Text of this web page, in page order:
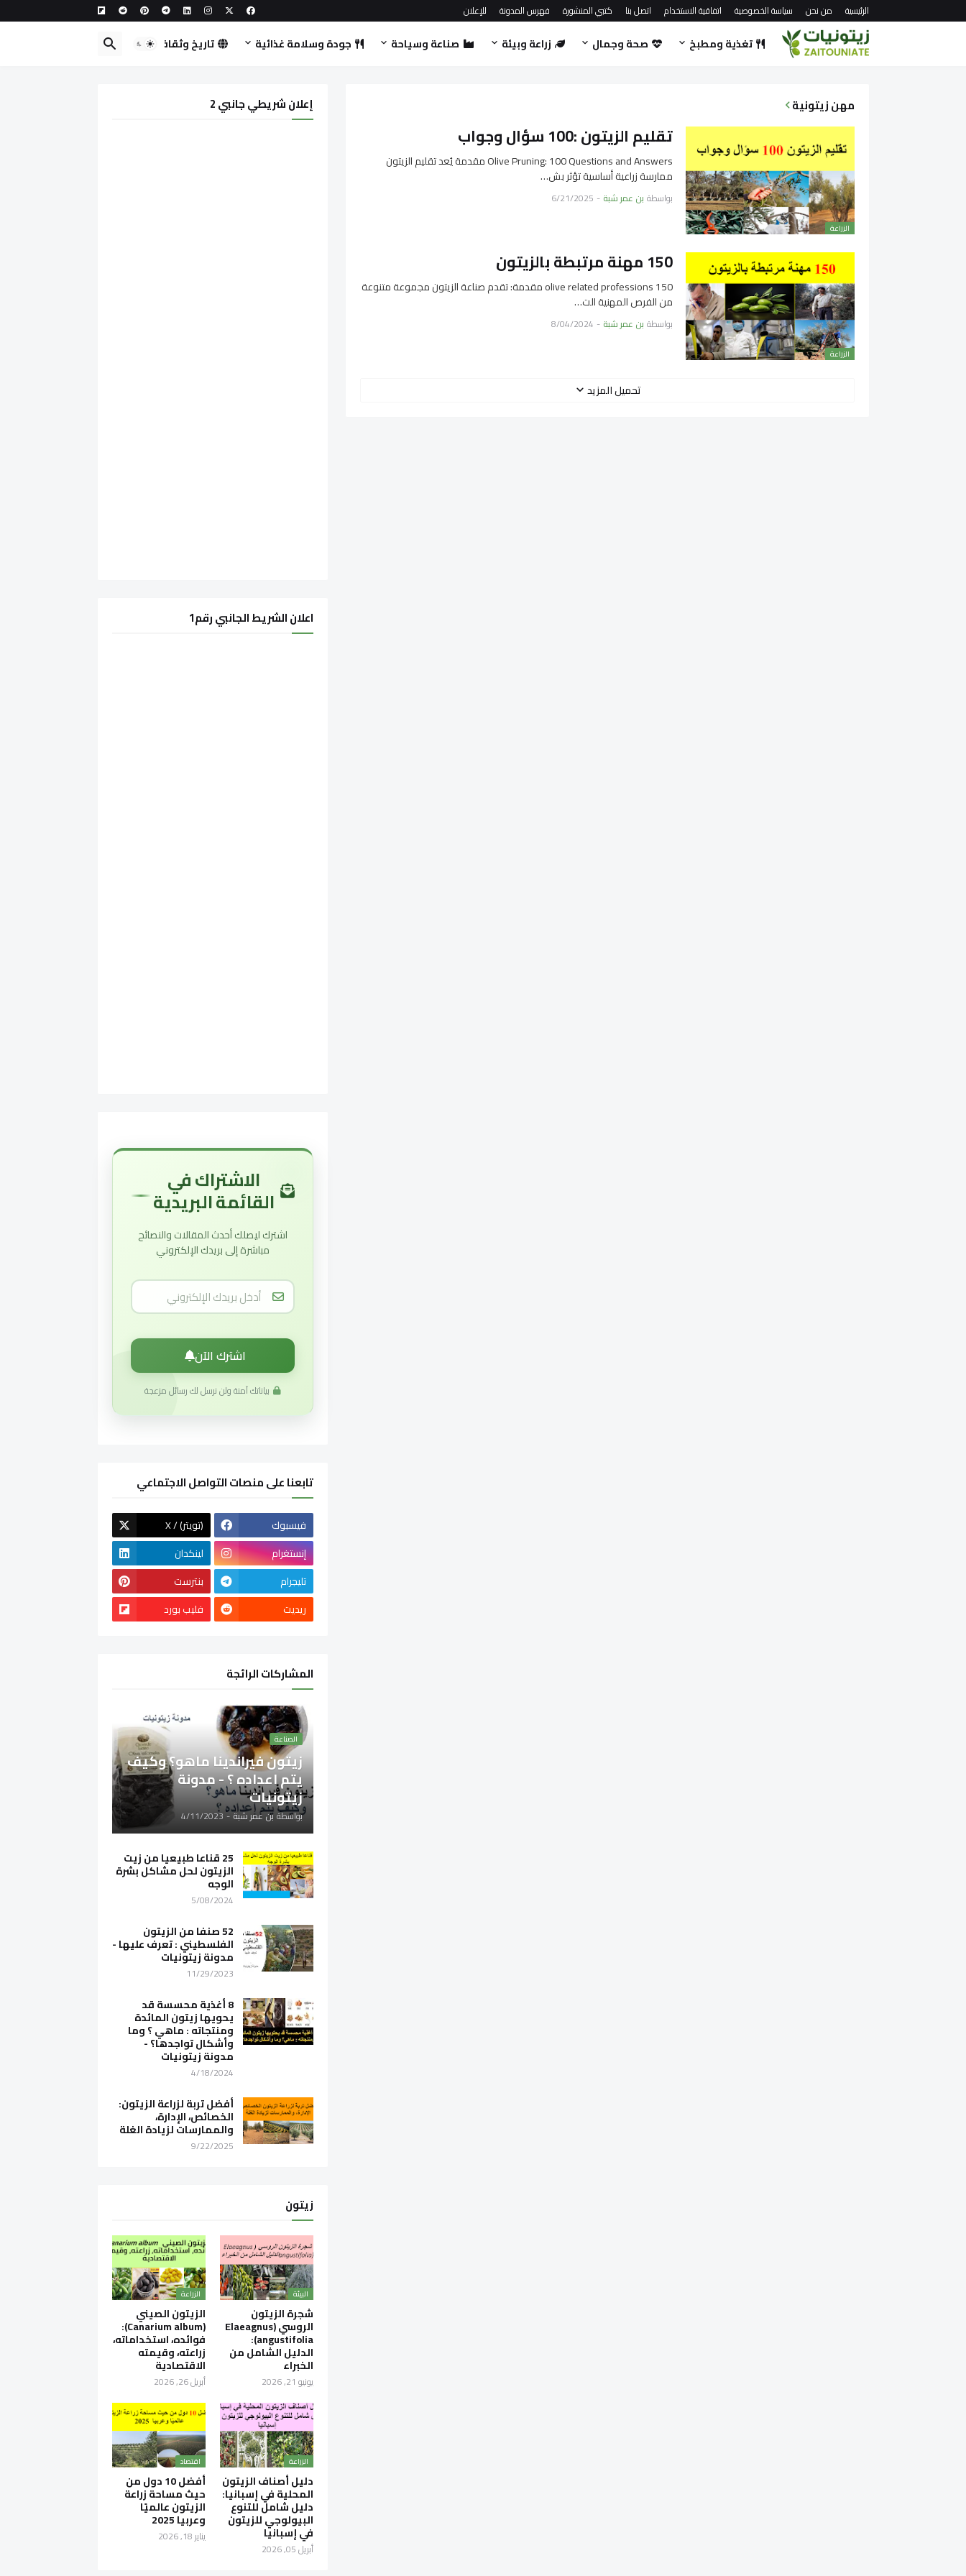
الرئيسية من نحن سياسة الخصوصية اتفاقية الاستخدام اتصل بنا كتبي المنشورة فهرس المدونة للإعلان
تغذية ومطبخ صحة وجمال زراعة وبيئة صناعة وسياحة جودة وسلامة غذائية تاريخ وثقافة
مهن زيتونية
الزراعة
تقليم الزيتون :100 سؤال وجواب
Olive Pruning: 100 Questions and Answers مقدمة يُعد تقليم الزيتون
ممارسة زراعية أساسية تؤثر بش…
بواسطة بن عمر شبة -
6/21/2025
الزراعة
150 مهنة مرتبطة بالزيتون
150 olive related professions مقدمة: تقدم صناعة الزيتون مجموعة متنوعة
من الفرص المهنية الت…
بواسطة بن عمر شبة -
8/04/2024
تحميل المزيد
إعلان شريطي جانبي 2
اعلان الشريط الجانبي رقم1
الاشتراك في
القائمة البريدية
اشترك ليصلك أحدث المقالات والنصائح
مباشرة إلى بريدك الإلكتروني
اشترك الآن
بياناتك آمنة ولن نرسل لك رسائل مزعجة
تابعنا على منصات التواصل الاجتماعي
فيسبوك
X / (تويتر)
إنستغرام
لينكدان
تليجرام
بنترست
ريديت
فليب بورد
المشاركات الرائجة
الصناعة
زيتون فيراندينا ماهو؟ وكيف
يتم اعداده ؟ - مدونة
زيتونيات
بواسطةبن عمر شبة-
4/11/2023
25 قناعا طبيعيا من زيت
الزيتون لحل مشاكل بشرة
الوجه
5/08/2024
52 صنفا من الزيتون
الفلسطيني : تعرف عليها -
مدونة زيتونيات
11/29/2023
8 أغذية محسسة قد
يحويها زيتون المائدة
ومنتجاته : ماهي ؟ وما
وأشكال تواجدها؟ -
مدونة زيتونيات
4/18/2024
أفضل تربة لزراعة الزيتون:
الخصائص، الإدارة،
والممارسات لزيادة الغلة
9/22/2025
زيتون
البيئة
شجرة الزيتون
الروسي (Elaeagnus
angustifolia):
الدليل الشامل من
الخبراء
يونيو 21, 2026
الزراعة
الزيتون الصيني
(Canarium album):
فوائده، استخداماته،
زراعته، وقيمته
الاقتصادية
أبريل 26, 2026
الزراعة
دليل أصناف الزيتون
المحلية في إسبانيا:
دليل شامل للتنوع
البيولوجي للزيتون
في إسبانيا
أبريل 05, 2026
اقتصاد
أفضل 10 دول من
حيث مساحة زراعة
الزيتون عالميًا
وعربيا 2025
يناير 18, 2026